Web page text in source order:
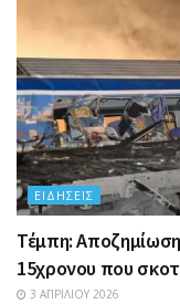
ΕΙΔΉΣΕΙΣ
Τέμπη:
15χρονου που
3 ΑΠΡΙΛΊΟΥ 2026